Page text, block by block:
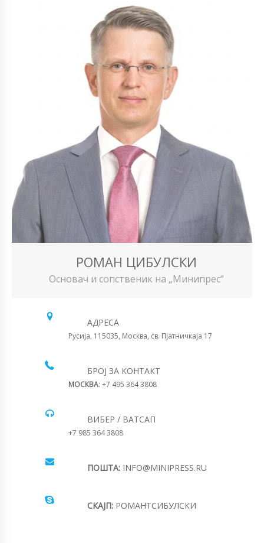
РОМАН ЦИБУЛСКИ
Основач и сопственик на „Минипрес“
АДРЕСА
Русија, 115035, Москва, св. Пјатничкаја 17
БРОЈ ЗА КОНТАКТ
МОСКВА: +7 495 364 3808
ВИБЕР / ВАТСАП
+7 985 364 3808
ПОШТА: INFO@MINIPRESS.RU
СКАЈП: РОМАНТСИБУЛСКИ